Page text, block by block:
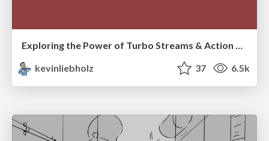
Exploring the Power of Turbo Streams & Action Cable | RailsConf2023
kevinliebholz
37 6.5k